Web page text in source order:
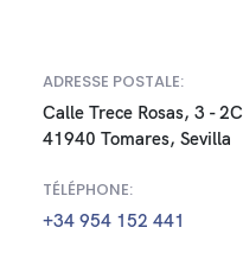
ADRESSE POSTALE:
Calle Trece Rosas, 3 - 2C
41940 Tomares, Sevilla
TÉLÉPHONE:
+34 954 152 441